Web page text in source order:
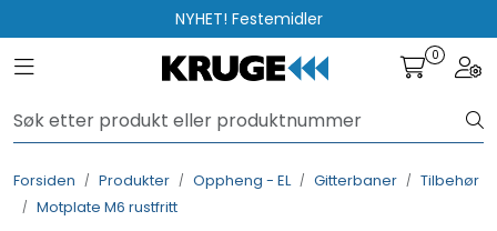
Skip to main contentNYHET! Festemidler
Toggle navigation 0
Forsiden Produkter Oppheng - EL Gitterbaner
Tilbehør
Motplate M6 rustfritt
Rådgivning